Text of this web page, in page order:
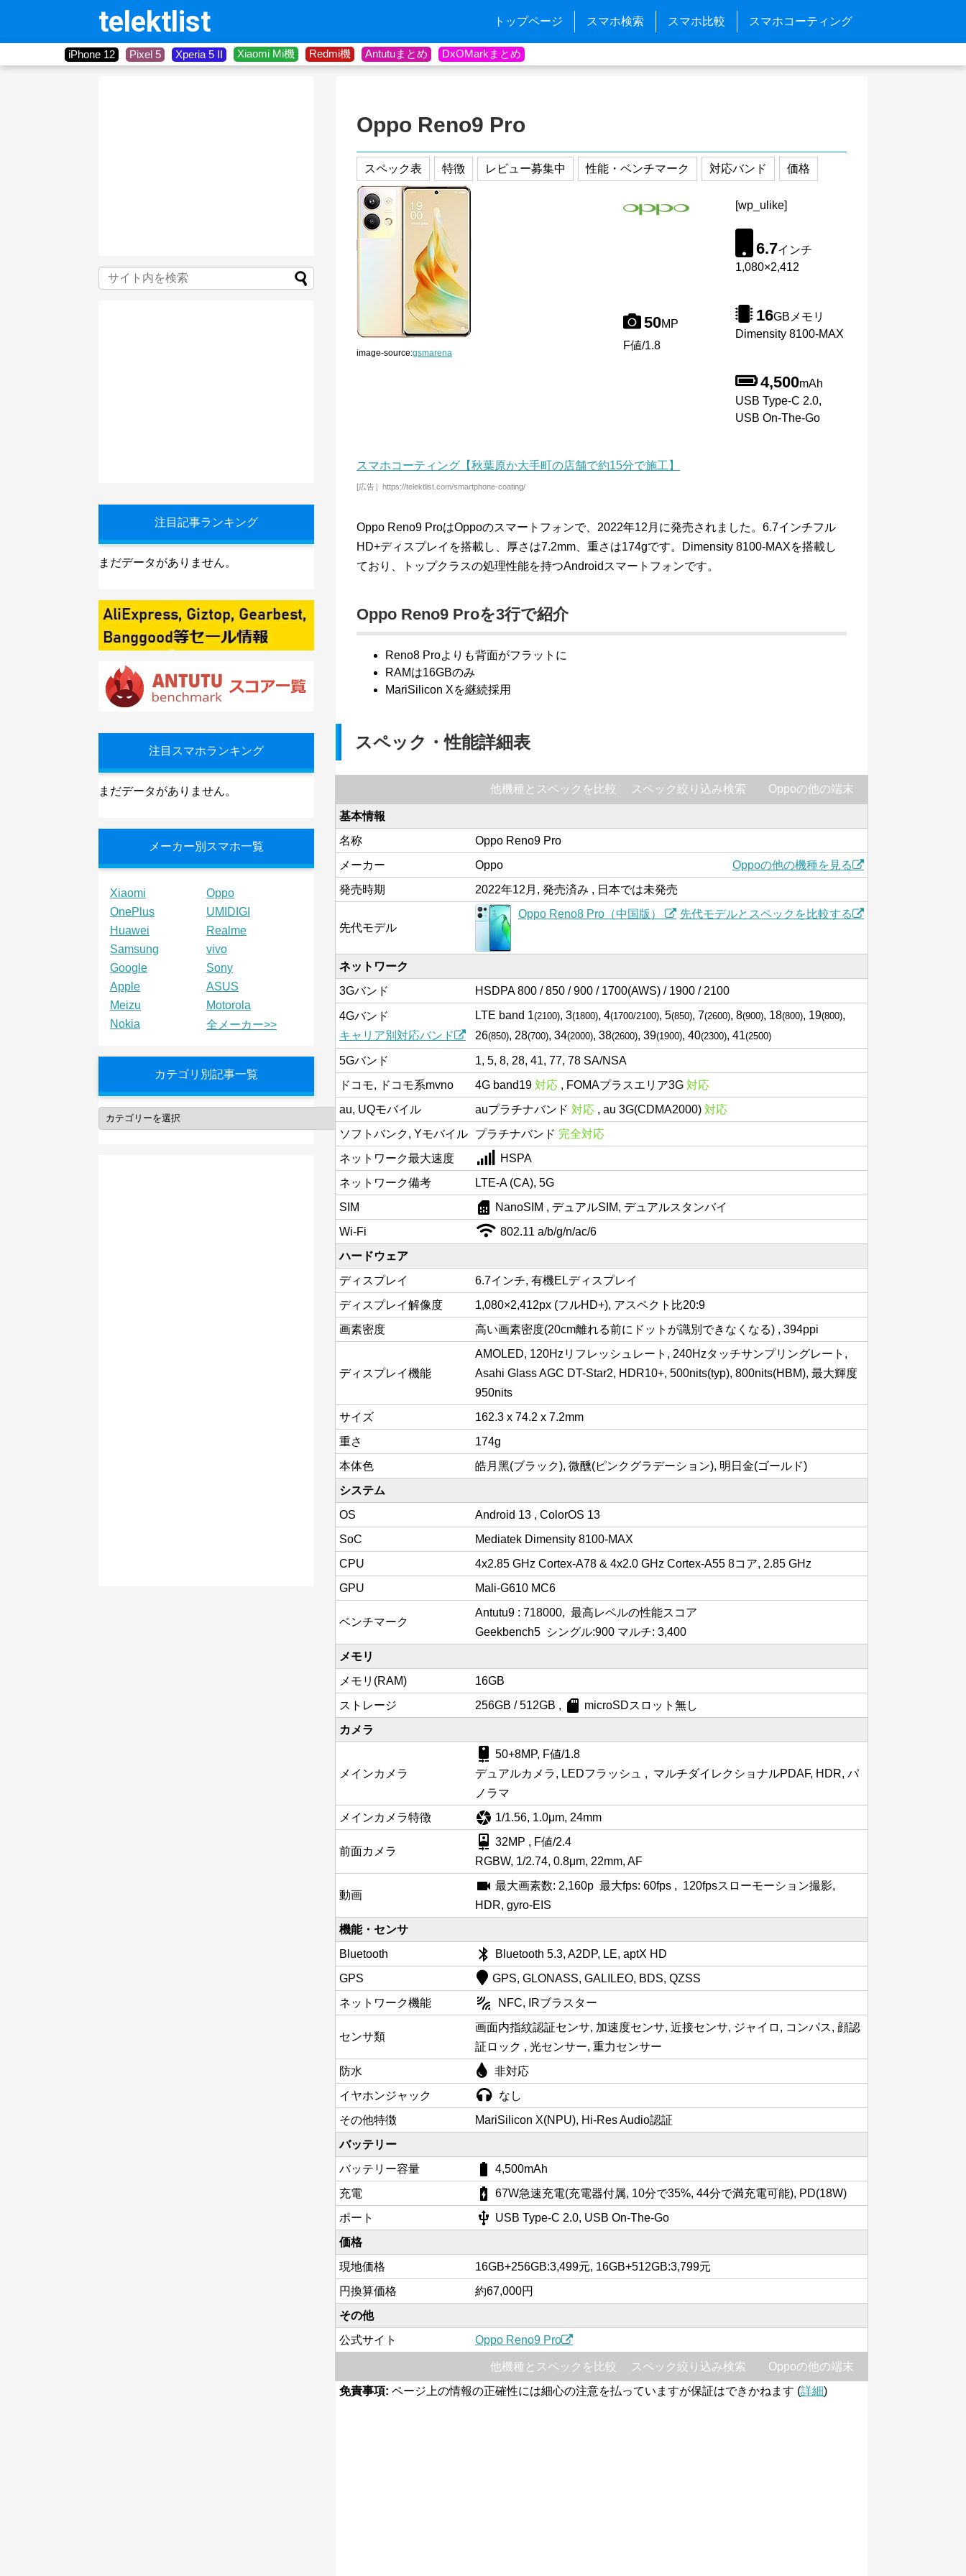
telektlist トップページ スマホ検索 スマホ比較 スマホコーティング
iPhone 12 Pixel 5 Xperia 5 II Xiaomi Mi機 Redmi機 Antutuまとめ DxOMarkまとめ
Oppo Reno9 Pro
スペック表 特徴 レビュー募集中 性能・ベンチマーク 対応バンド 価格
image-source:gsmarena
[wp_ulike]
6.7インチ
1,080×2,412
50MP
F値/1.8
16GBメモリ
Dimensity 8100-MAX
4,500mAh
USB Type-C 2.0,
USB On-The-Go
スマホコーティング【秋葉原か大手町の店舗で約15分で施工】
[広告］https://telektlist.com/smartphone-coating/
Oppo Reno9 ProはOppoのスマートフォンで、2022年12月に発売されました。6.7インチフル
HD+ディスプレイを搭載し、厚さは7.2mm、重さは174gです。Dimensity 8100-MAXを搭載し
ており、トップクラスの処理性能を持つAndroidスマートフォンです。
Oppo Reno9 Proを3行で紹介
Reno8 Proよりも背面がフラットに
RAMは16GBのみ
MariSilicon Xを継続採用
スペック・性能詳細表
Oppoの他の端末
スペック絞り込み検索
他機種とスペックを比較
基本情報
名称
Oppo Reno9 Pro
メーカー
Oppo
Oppoの他の機種を見る
発売時期
2022年12月, 発売済み , 日本では未発売
先代モデル
Oppo Reno8 Pro（中国版） 先代モデルとスペックを比較する
ネットワーク
3Gバンド
HSDPA 800 / 850 / 900 / 1700(AWS) / 1900 / 2100
4Gバンド
キャリア別対応バンド
LTE band 1(2100), 3(1800), 4(1700/2100), 5(850), 7(2600), 8(900), 18(800), 19(800),
26(850), 28(700), 34(2000), 38(2600), 39(1900), 40(2300), 41(2500)
5Gバンド
1, 5, 8, 28, 41, 77, 78 SA/NSA
ドコモ, ドコモ系mvno
4G band19 対応 , FOMAプラスエリア3G 対応
au, UQモバイル
auプラチナバンド 対応 , au 3G(CDMA2000) 対応
ソフトバンク, Yモバイル
プラチナバンド 完全対応
ネットワーク最大速度
HSPA
ネットワーク備考
LTE-A (CA), 5G
SIM
sim_card NanoSIM , デュアルSIM, デュアルスタンバイ
Wi-Fi
802.11 a/b/g/n/ac/6
ハードウェア
ディスプレイ
6.7インチ, 有機ELディスプレイ
ディスプレイ解像度
1,080×2,412px (フルHD+), アスペクト比20:9
画素密度
高い画素密度(20cm離れる前にドットが識別できなくなる) , 394ppi
ディスプレイ機能
AMOLED, 120Hzリフレッシュレート, 240Hzタッチサンプリングレート,
Asahi Glass AGC DT-Star2, HDR10+, 500nits(typ), 800nits(HBM), 最大輝度
950nits
サイズ
162.3 x 74.2 x 7.2mm
重さ
174g
本体色
皓月黑(ブラック), 微醺(ピンクグラデーション), 明日金(ゴールド)
システム
OS
Android 13 , ColorOS 13
SoC
Mediatek Dimensity 8100-MAX
CPU
4x2.85 GHz Cortex-A78 & 4x2.0 GHz Cortex-A55 8コア, 2.85 GHz
GPU
Mali-G610 MC6
ベンチマーク
Antutu9 : 718000, 最高レベルの性能スコア
Geekbench5 シングル:900 マルチ: 3,400
メモリ
メモリ(RAM)
16GB
ストレージ
256GB / 512GB , sd_card microSDスロット無し
カメラ
メインカメラ
camera_rear 50+8MP, F値/1.8
デュアルカメラ, LEDフラッシュ , マルチダイレクショナルPDAF, HDR, パ
ノラマ
メインカメラ特徴
camera 1/1.56, 1.0μm, 24mm
前面カメラ
camera_front 32MP , F値/2.4
RGBW, 1/2.74, 0.8μm, 22mm, AF
動画
videocam 最大画素数: 2,160p 最大fps: 60fps , 120fpsスローモーション撮影,
HDR, gyro-EIS
機能・センサ
Bluetooth
bluetooth
Bluetooth 5.3, A2DP, LE, aptX HD
GPS
GPS, GLONASS, GALILEO, BDS, QZSS
ネットワーク機能
leak_add NFC, IRブラスター
センサ類
画面内指紋認証センサ, 加速度センサ, 近接センサ, ジャイロ, コンパス, 顔認
証ロック , 光センサー, 重力センサー
防水
非対応
イヤホンジャック
なし
その他特徴
MariSilicon X(NPU), Hi-Res Audio認証
バッテリー
バッテリー容量
battery_std
4,500mAh
充電
battery_charging_full
67W急速充電(充電器付属, 10分で35%, 44分で満充電可能), PD(18W)
ポート
usb USB Type-C 2.0, USB On-The-Go
価格
現地価格
16GB+256GB:3,499元, 16GB+512GB:3,799元
円換算価格
約67,000円
その他
公式サイト
Oppo Reno9 Pro
Oppoの他の端末
スペック絞り込み検索
他機種とスペックを比較
免責事項: ページ上の情報の正確性には細心の注意を払っていますが保証はできかねます (詳細)
注目記事ランキング
まだデータがありません。
注目スマホランキング
まだデータがありません。
メーカー別スマホ一覧
Xiaomi
Oppo
OnePlus
UMIDIGI
Huawei
Realme
Samsung
vivo
Google
Sony
Apple
ASUS
Meizu
Motorola
Nokia
全メーカー>>
カテゴリ別記事一覧